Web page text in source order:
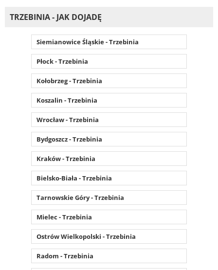
TRZEBINIA - JAK DOJADĘ
Siemianowice Śląskie - Trzebinia
Płock - Trzebinia
Kołobrzeg - Trzebinia
Koszalin - Trzebinia
Wrocław - Trzebinia
Bydgoszcz - Trzebinia
Kraków - Trzebinia
Bielsko-Biała - Trzebinia
Tarnowskie Góry - Trzebinia
Mielec - Trzebinia
Ostrów Wielkopolski - Trzebinia
Radom - Trzebinia